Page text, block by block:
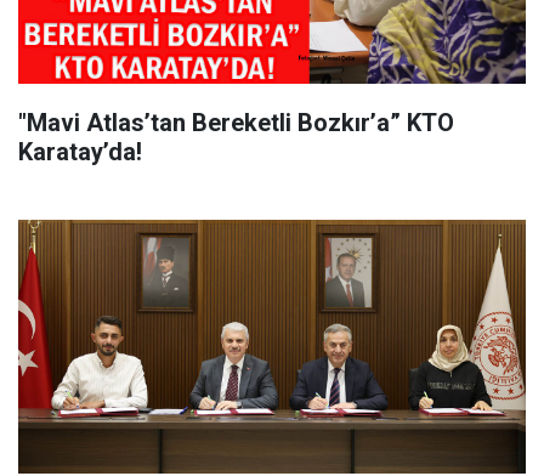
"Mavi Atlas’tan Bereketli Bozkır’a” KTO
Karatay’da!